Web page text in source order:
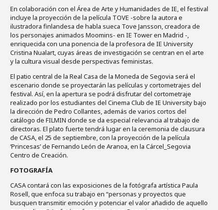
En colaboración con el Área de Arte y Humanidades de IE, el festival
incluye la proyección de la película TOVE -sobre la autora e
ilustradora finlandesa de habla sueca Tove Jansson, creadora de
los personajes animados Moomins- en IE Tower en Madrid -,
enriquecida con una ponencia de la profesora de IE University
Cristina Nualart, cuyas áreas de investigación se centran en el arte
y la cultura visual desde perspectivas feministas.
El patio central de la Real Casa de la Moneda de Segovia será el
escenario donde se proyectarán las películas y cortometrajes del
festival. Así, en la apertura se podrá disfrutar del cortometraje
realizado por los estudiantes del Cinema Club de IE University bajo
la dirección de Pedro Collantes, además de varios cortos del
catálogo de FILMIN donde se da especial relevancia al trabajo de
directoras. El plato fuerte tendrá lugar en la ceremonia de clausura
de CASA, el 25 de septiembre, con la proyección de la película
‘Princesas’ de Fernando León de Aranoa, en la Cárcel_Segovia
Centro de Creación.
FOTOGRAFÍA
CASA contará con las exposiciones de la fotógrafa artística Paula
Rosell, que enfoca su trabajo en “personas y proyectos que
busquen transmitir emoción y potenciar el valor añadido de aquello